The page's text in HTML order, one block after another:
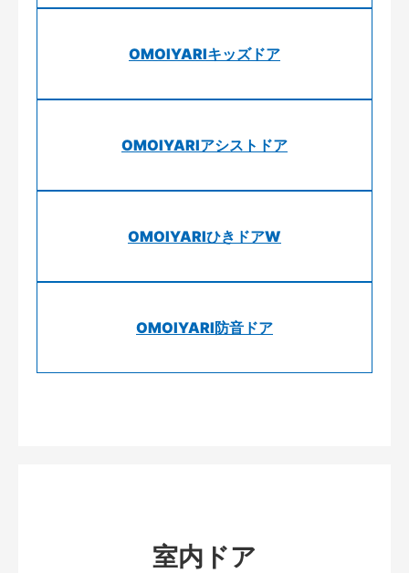
OMOIYARIキッズドア
OMOIYARIアシストドア
OMOIYARIひきドアW
OMOIYARI防音ドア
室内ドア